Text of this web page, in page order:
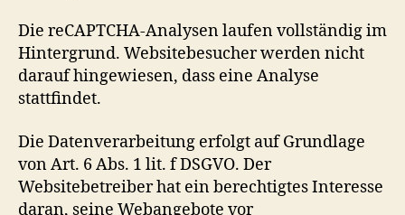
Die reCAPTCHA-Analysen laufen vollständig im
Hintergrund. Websitebesucher werden nicht
darauf hingewiesen, dass eine Analyse
stattfindet.
Die Datenverarbeitung erfolgt auf Grundlage
von Art. 6 Abs. 1 lit. f DSGVO. Der
Websitebetreiber hat ein berechtigtes Interesse
daran, seine Webangebote vor